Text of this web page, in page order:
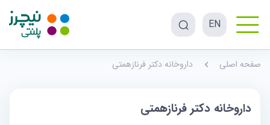
EN
صفحه اصلی داروخانه دکتر فرنازهمتی
داروخانه دکتر فرنازهمتی